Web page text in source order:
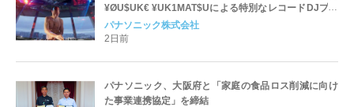
¥ØU$UK€ ¥UK1MAT$Uによる特別なレコードDJプレ
イ映像を世界同時公開
パナソニック株式会社
2日前
パナソニック、大阪府と「家庭の食品ロス削減に向け
た事業連携協定」を締結